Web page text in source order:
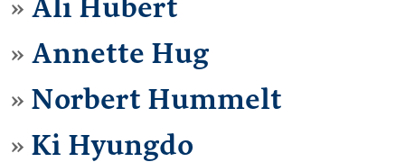
Ali Hubert
Annette Hug
Norbert Hummelt
Ki Hyungdo